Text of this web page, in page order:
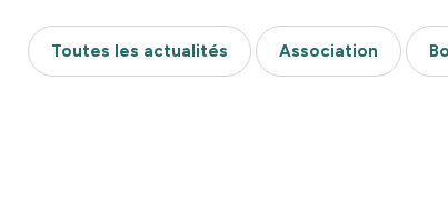
Toutes les actualités Association